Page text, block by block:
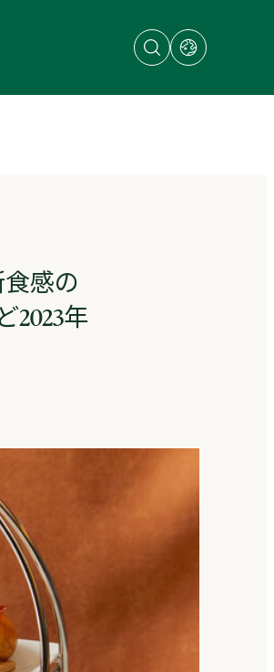
Open
search
dialog
Open
dialog
with
感の
2023年